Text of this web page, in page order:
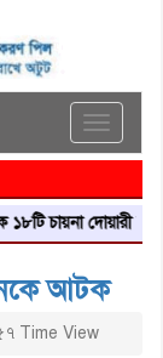
Toggle
দোয়ারী জাল জব্দ
আটক
Time View